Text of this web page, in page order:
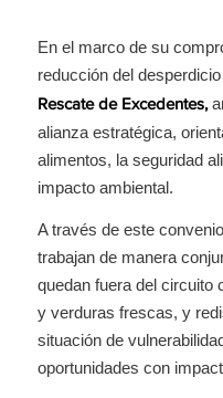
En el marco de su
reducción del
Rescate de Excedentes,
alianza estratégica,
alimentos, la seguridad
impacto ambiental.
A través de este
trabajan de manera
quedan fuera del circuito
y verduras frescas, y
situación de
oportunidades con